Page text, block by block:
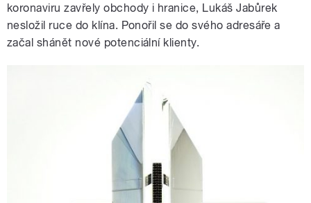
koronaviru zavřely obchody i hranice, Lukáš Jabůrek
nesložil ruce do klína. Ponořil se do svého adresáře a
začal shánět nové potenciální klienty.